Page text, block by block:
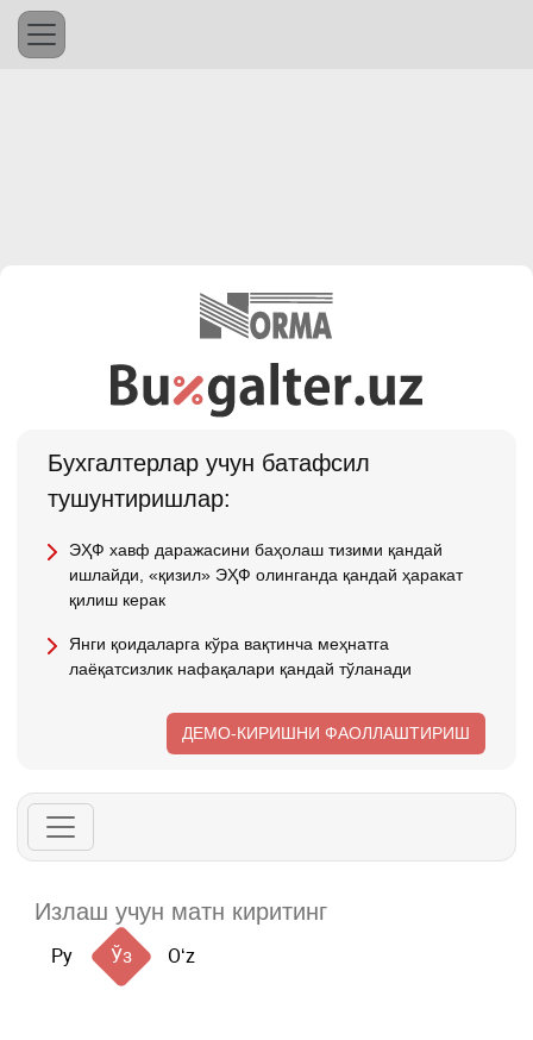
Бухгалтерлар учун батафсил
тушунтиришлар:
ЭҲФ хавф даражасини баҳолаш тизими қандай
ишлайди, «қизил» ЭҲФ олинганда қандай ҳаракат
қилиш керак
Янги қоидаларга кўра вақтинча меҳнатга
лаёқатсизлик нафақалари қандай тўланади
ДЕМО-КИРИШНИ ФАОЛЛАШТИРИШ
Ру Ўз Oʻz